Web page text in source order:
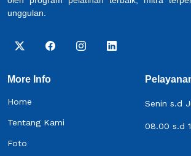
unggulan.
More Info
Home
Tentang Kami
Foto
Senin s.d
08.00 s.d